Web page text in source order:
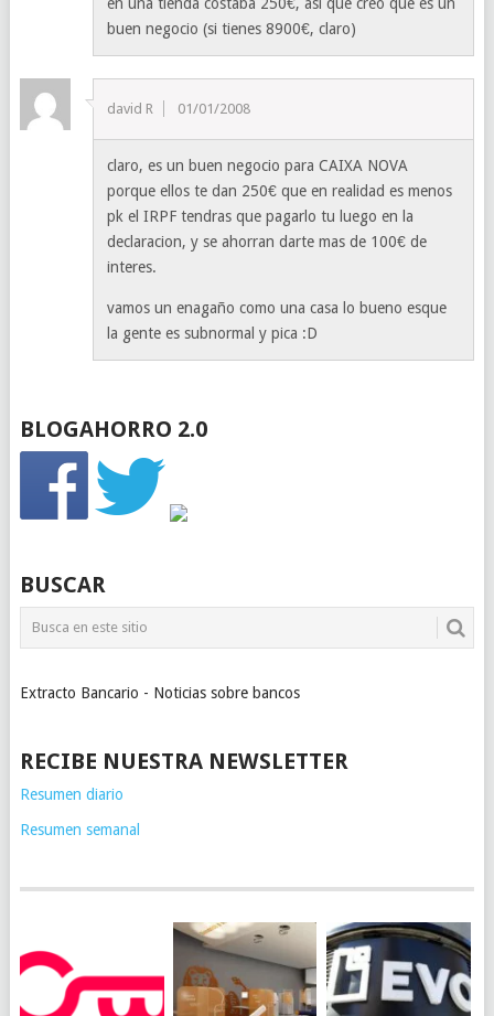
buen negocio (si tienes 8900€, claro)
david R 01/01/2008
claro, es un buen negocio para CAIXA NOVA
porque ellos te dan 250€ que en realidad es menos
pk el IRPF tendras que pagarlo tu luego en la
declaracion, y se ahorran darte mas de 100€ de
interes.
vamos un enagaño como una casa lo bueno esque
la gente es subnormal y pica :D
BLOGAHORRO 2.0
BUSCAR
Extracto Bancario - Noticias sobre bancos
RECIBE NUESTRA NEWSLETTER
Resumen diario
Resumen semanal